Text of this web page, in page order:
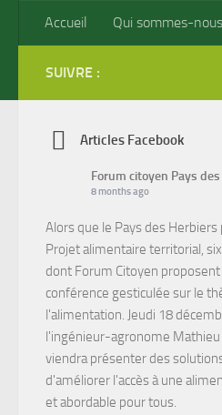
Skip to content
Accueil Qui sommes-
SUIVRE :
Articles Facebook
Forum citoyen Pays
8 months ago
Alors que le Pays des Herbiers
Projet alimentaire territorial,
dont Forum Citoyen proposent
conférence gesticulée sur le
l'alimentation. Jeudi 18
l'ingénieur-agronome Mathieu
viendra présenter des
d'améliorer l'accès à une
et abordable pour tous.